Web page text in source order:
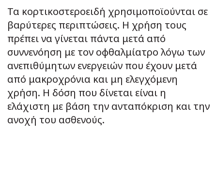
Τα κορτικοστεροειδή χρησιμοποϊούνται σε
βαρύτερες περιπτώσεις. Η χρήση τους
πρέπει να γίνεται πάντα μετά από
συννενόηση με τον οφθαλμίατρο λόγω των
ανεπιθύμητων ενεργειών που έχουν μετά
από μακροχρόνια και μη ελεγχόμενη
χρήση. Η δόση που δίνεται είναι η
ελάχιστη με βάση την ανταπόκριση και την
ανοχή του ασθενούς.